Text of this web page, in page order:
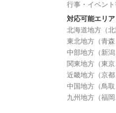
行事・イベン
対応可能エリア
北海道地方（北
東北地方（青
中部地方（新
関東地方（東
近畿地方（京
中国地方（鳥取
九州地方（福